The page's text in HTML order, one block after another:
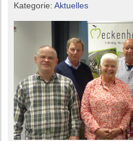
Kategorie:Aktuelles